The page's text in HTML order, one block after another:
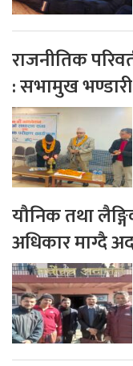
राजनीतिक
: सभामुख भण्डारी
यौनिक तथा
अधिकार माग्दै